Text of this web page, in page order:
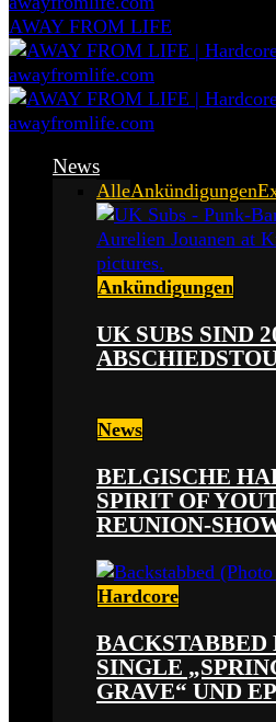
AWAY FROM LIFE
News
AlleAnkündigungen
Ankündigungen
UK SUBS SIND
News
BELGISCHE
SPIRIT OF
REUNION-
Hardcore
SINGLE
GRAVE“ UND